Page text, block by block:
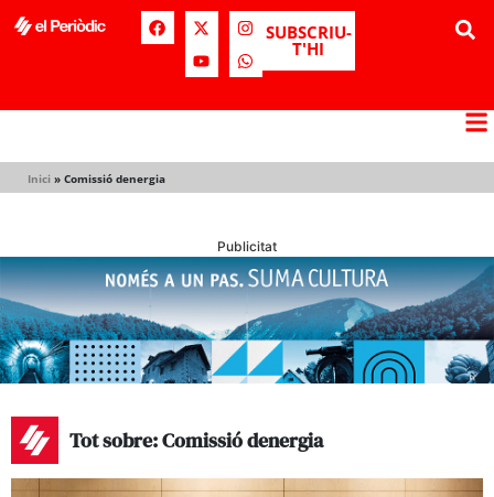
SUBSCRIU-
T'HI
Inici » Comissió denergia
Publicitat
Tot sobre: Comissió denergia